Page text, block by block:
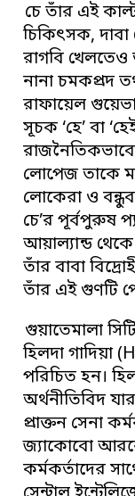
চে তাঁর এই
চিকিৎসক,
রাগবি খেলতেও
নানা চমকপ্রদ
রাফায়েল
সূচক ‘হে’ বা
লোপেজ তাকে
লোকেরা ও
চে’র পূর্বপুরুষ
আয়াল্যান্ড
তাঁর বাবা
তাঁর এই গুণটি
গুয়াতেমালা
হিলদা গাদিয়া
পরিচিত হন।
অর্থনীতিবিদ
প্রাক্তন সেনা
জ্যাকোবো
কর্মকর্তাদের